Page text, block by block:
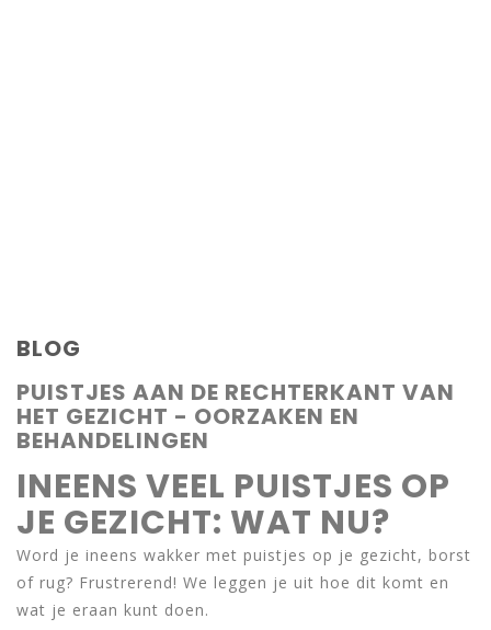
BLOG
PUISTJES AAN DE RECHTERKANT VAN
HET GEZICHT - OORZAKEN EN
BEHANDELINGEN
INEENS VEEL PUISTJES OP
JE GEZICHT: WAT NU?
Word je ineens wakker met puistjes op je gezicht, borst
of rug? Frustrerend! We leggen je uit hoe dit komt en
wat je eraan kunt doen.